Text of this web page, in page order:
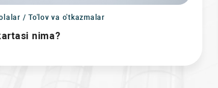
/ To'lov va o'tkazmalar
nima?